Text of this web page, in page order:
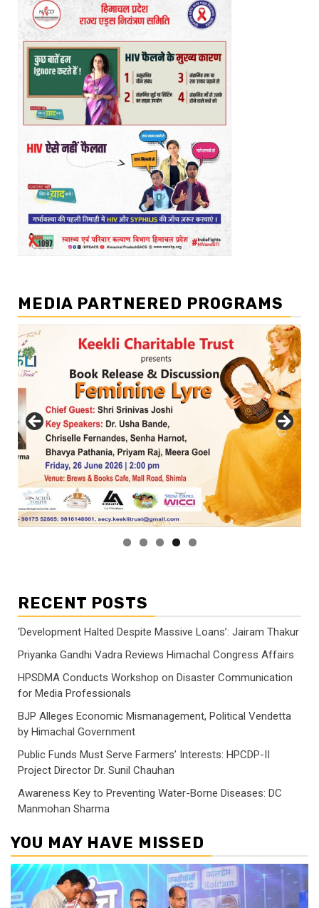
MEDIA PARTNERED PROGRAMS
RECENT POSTS
‘Development Halted Despite Massive Loans’: Jairam Thakur
Priyanka Gandhi Vadra Reviews Himachal Congress Affairs
HPSDMA Conducts Workshop on Disaster Communication
for Media Professionals
BJP Alleges Economic Mismanagement, Political Vendetta
by Himachal Government
Public Funds Must Serve Farmers’ Interests: HPCDP-II
Project Director Dr. Sunil Chauhan
Awareness Key to Preventing Water-Borne Diseases: DC
Manmohan Sharma
YOU MAY HAVE MISSED